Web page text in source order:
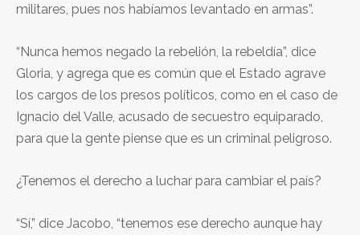
militares, pues nos habíamos levantado en armas”.
“Nunca hemos negado la rebelión, la rebeldía”, dice
Gloria, y agrega que es común que el Estado agrave
los cargos de los presos políticos, como en el caso de
Ignacio del Valle, acusado de secuestro equiparado,
para que la gente piense que es un criminal peligroso.
¿Tenemos el derecho a luchar para cambiar el país?
“Sí,” dice Jacobo, “tenemos ese derecho aunque hay